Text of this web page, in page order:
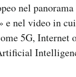
nel
e nel video in
5G, Internet